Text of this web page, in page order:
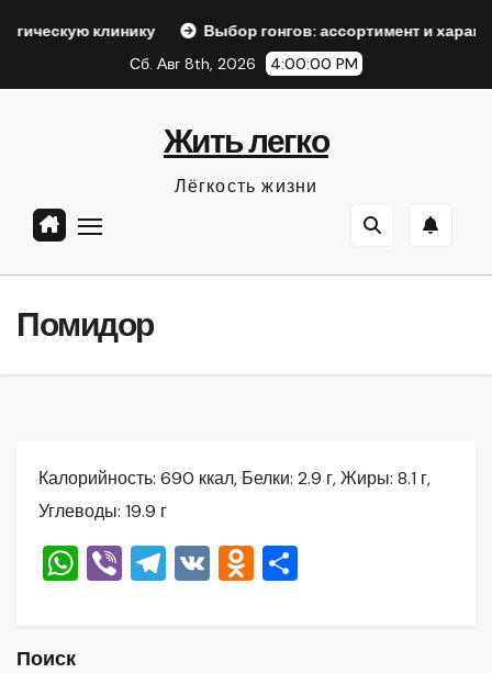
Выбор гонгов: ассортимент и характеристики
Сб. Авг 8th, 2026
4:00:02 PM
Жить легко
Лёгкость жизни
Помидор
Калорийность: 690 ккал, Белки: 2.9 г, Жиры: 8.1 г,
Углеводы: 19.9 г
W Vi T V O
Поиск